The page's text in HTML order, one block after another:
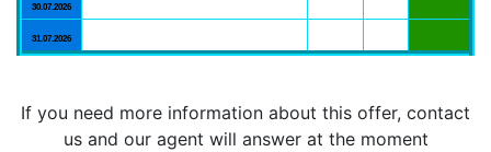
30.07.2026
31.07.2026
If you need more information about this offer, contact
us and our agent will answer at the moment